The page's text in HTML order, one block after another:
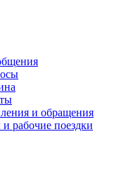
и обращения
рабочие поездки